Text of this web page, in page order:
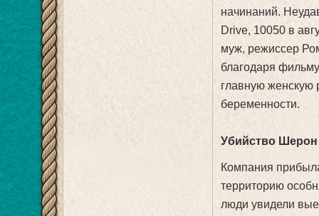
начинаний.
Drive, 10050 в
муж, режиссер
благодаря
главную женскую
беременности.
Убийство Шерон
Компания
территорию
люди увидели